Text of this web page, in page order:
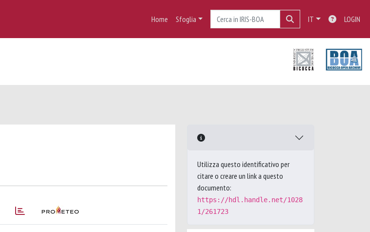
Home Sfoglia IT LOGIN
Utilizza questo identificativo per
citare o creare un link a questo
documento:
https://hdl.handle.net/1028
1/261723